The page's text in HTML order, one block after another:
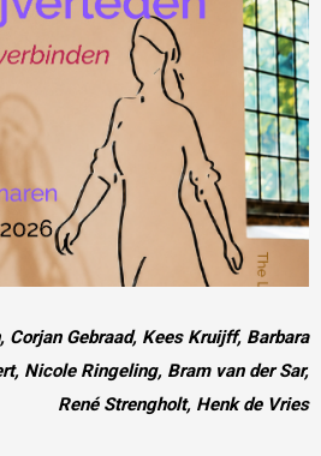
Corjan Gebraad, Kees Kruijff, Barbara
Nicole Ringeling, Bram van der Sar,
René Strengholt, Henk de Vries